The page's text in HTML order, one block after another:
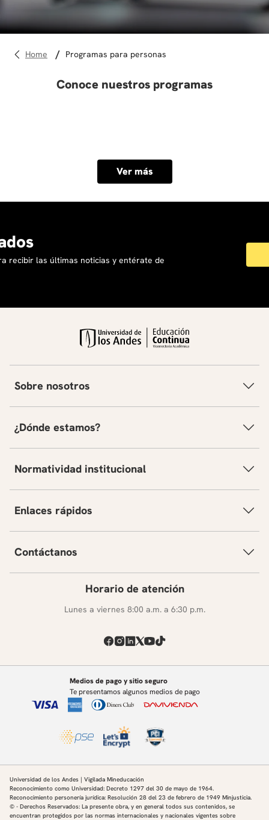
derecho
programas para personas
Conoce nuestros programas
Ver más
recibir las últimas noticias y entérate de
Sobre nosotros
¿Dónde estamos?
Normatividad institucional
Enlaces rápidos
Contáctanos
Horario de atención
Lunes a viernes 8:00 a.m. a 6:30 p.m.
Medios de pago y sitio seguro
Te presentamos algunos medios de pago
Universidad de los Andes | Vigilada Mineducación
Reconocimiento como Universidad: Decreto 1297 del 30 de mayo de 1964.
Reconocimiento personería jurídica: Resolución 28 del 23 de febrero de 1949 Minjusticia.
© - Derechos Reservados: La presente obra, y en general todos sus contenidos, se
encuentran protegidos por las normas internacionales y nacionales vigentes sobre